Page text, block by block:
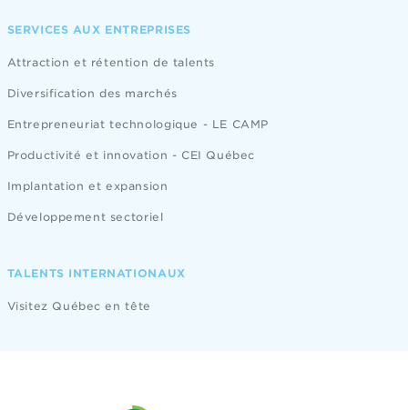
SERVICES AUX ENTREPRISES
Attraction et rétention de talents
Diversification des marchés
Entrepreneuriat technologique - LE CAMP
Productivité et innovation - CEI Québec
Implantation et expansion
Développement sectoriel
TALENTS INTERNATIONAUX
Visitez Québec en tête